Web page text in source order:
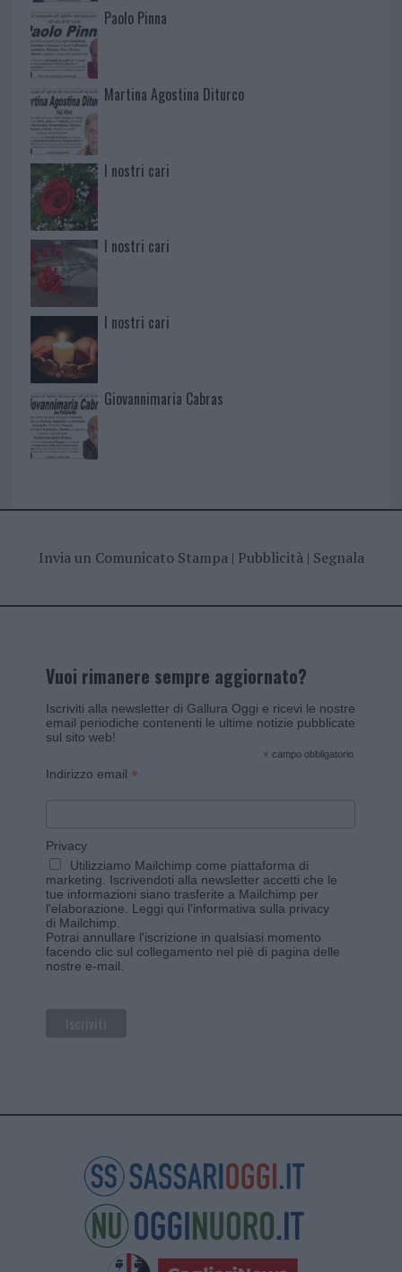
Paolo Pinna
Martina Agostina Diturco
I nostri cari
I nostri cari
I nostri cari
Giovannimaria Cabras
Invia un Comunicato Stampa| Pubblicità| Segnala
Vuoi rimanere sempre aggiornato?
Iscriviti alla newsletter di Gallura Oggi e ricevi le nostre
email periodiche contenenti le ultime notizie pubblicate
sul sito web!
* campo obbligatorio
Indirizzo email *
Privacy
Utilizziamo Mailchimp come piattaforma di
marketing. Iscrivendoti alla newsletter accetti che le
tue informazioni siano trasferite a Mailchimp per
l'elaborazione. Leggi qui l'informativa sulla privacy
di Mailchimp
Potrai annullare l'iscrizione in qualsiasi momento
facendo clic sul collegamento nel piè di pagina delle
nostre e-mail.